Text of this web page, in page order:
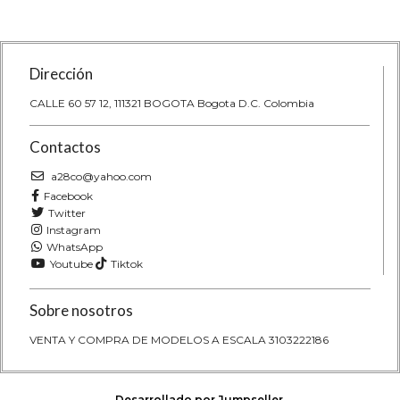
Dirección
CALLE 60 57 12, 111321 BOGOTA Bogota D.C. Colombia
Contactos
a28co@yahoo.com
Facebook
Twitter
Instagram
WhatsApp
Youtube
Tiktok
Sobre nosotros
VENTA Y COMPRA DE MODELOS A ESCALA 3103222186